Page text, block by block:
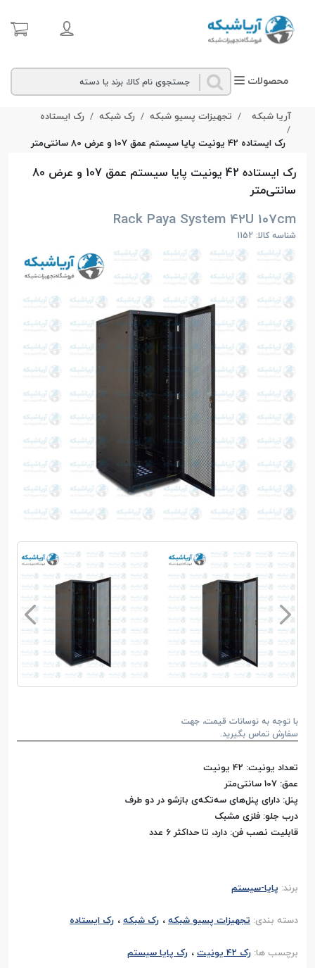
محصولات
آریا شبکه تجهیزات پسیو شبکه رک شبکه
رک ایستاده
رک ایستاده 42 یونیت پایا سیستم عمق 107 و عرض 80 سانتی‌متر
رک ایستاده 42 یونیت پایا سیستم عمق 107 و عرض 80
سانتی‌متر
Rack Paya System 42U 107cm
شناسه کالا: 1152
با توجه به نوسانات قیمت، جهت
سفارش تماس بگیرید.
تعداد یونیت: 42 یونیت
عمق: 107 سانتی‌متر
پنل: دارای پنل‌های سه‌تکه‌ی بازشو در دو طرف
درب جلو: فلزی مشبک
قابلیت نصب فن: دارد، تا حداکثر 6 عدد
برند: پایا-سیستم
دسته بندی: تجهیزات پسیو شبکه، رک شبکه، رک ایستاده
برچسب ها: رک 42 یونیت ، رک پایا سیستم